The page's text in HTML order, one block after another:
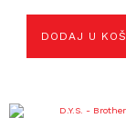
DODAJ U